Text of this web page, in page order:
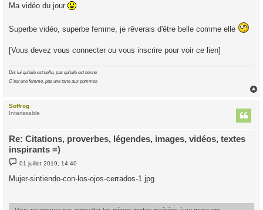
s
e
Ma vidéo du jour
Superbe vidéo, superbe femme, je rêverais d'être belle comme elle
[Vous devez vous connecter ou vous inscrire pour voir ce lien]
Dis lui qu'elle est belle, pas qu'elle est bonne
C'est une femme, pas une tarte aux pommes
Soffrog
Intarissable
Re: Citations, proverbes, légendes, images, vidéos, textes
inspirants =)
M
e
s
s
e
01 juillet 2019, 14:40
Mujer-sintiendo-con-los-ojos-cerrados-1.jpg